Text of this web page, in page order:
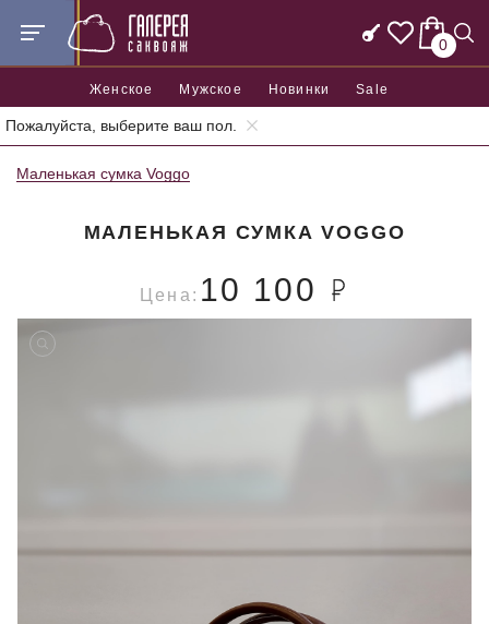
0
Женское Мужское Новинки Sale
Пожалуйста, выберите ваш пол.
Главная Женские сумки Женские маленькие сумки
Маленькая сумка Voggo
МАЛЕНЬКАЯ СУМКА VOGGO
Цена: 10 100